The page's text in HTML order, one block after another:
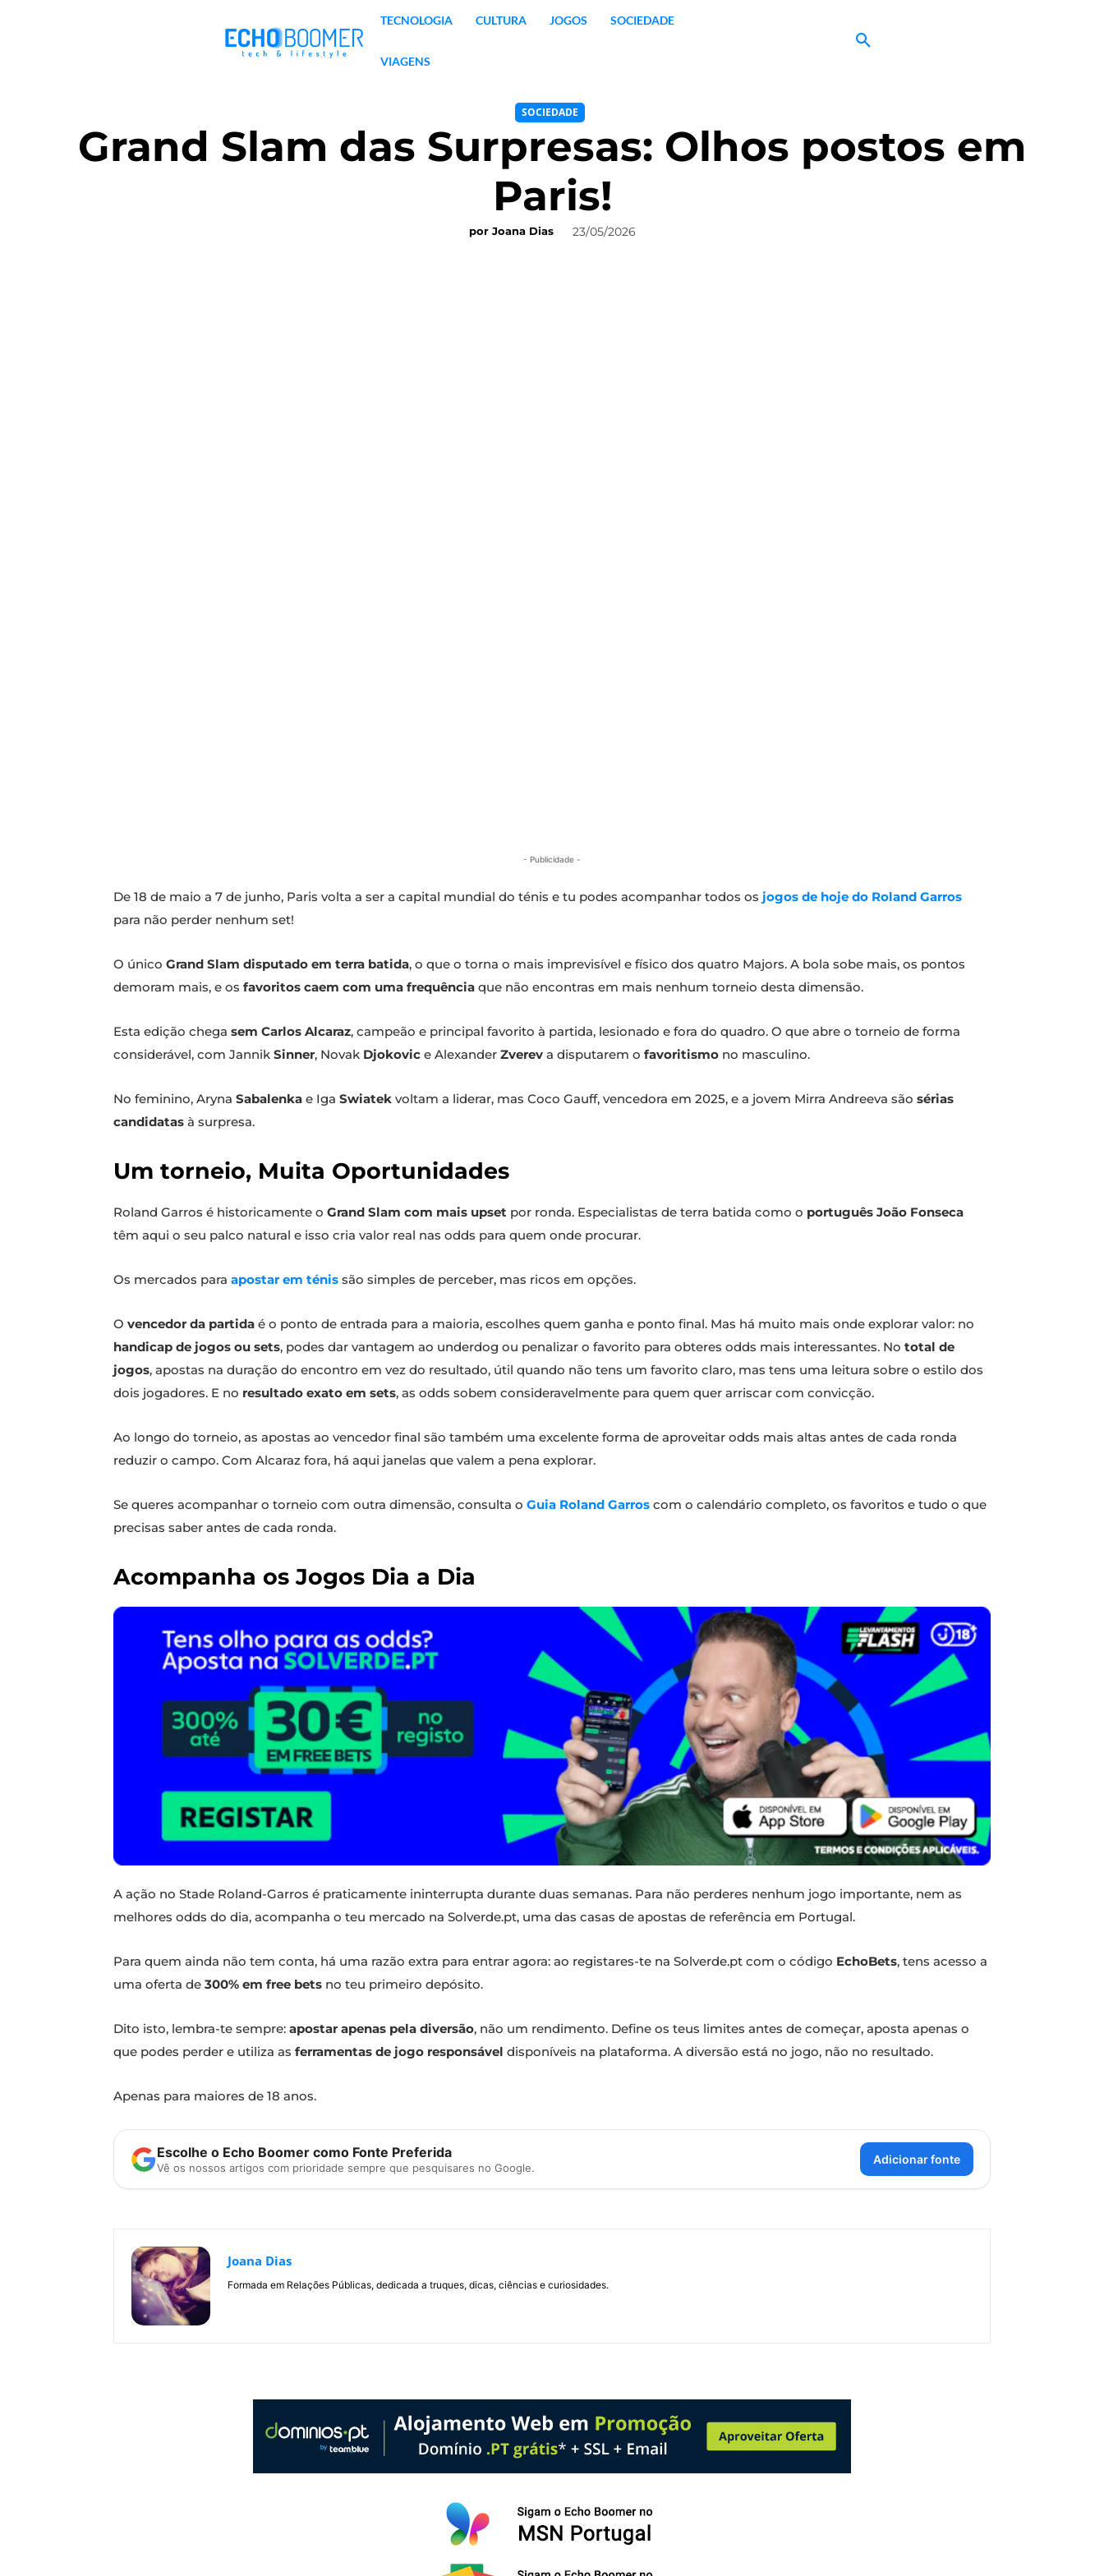
TECNOLOGIA CULTURA JOGOS SOCIEDADE
VIAGENS
SOCIEDADE
Grand Slam das Surpresas: Olhos postos em
Paris!
por Joana Dias 23/05/2026
- Publicidade -
De 18 de maio a 7 de junho, Paris volta a ser a capital mundial do ténis e tu podes acompanhar todos os jogos de hoje do Roland Garros
para não perder nenhum set!
O único Grand Slam disputado em terra batida, o que o torna o mais imprevisível e físico dos quatro Majors. A bola sobe mais, os pontos
demoram mais, e os favoritos caem com uma frequência que não encontras em mais nenhum torneio desta dimensão.
Esta edição chega sem Carlos Alcaraz, campeão e principal favorito à partida, lesionado e fora do quadro. O que abre o torneio de forma
considerável, com Jannik Sinner, Novak Djokovic e Alexander Zverev a disputarem o favoritismo no masculino.
No feminino, Aryna Sabalenka e Iga Swiatek voltam a liderar, mas Coco Gauff, vencedora em 2025, e a jovem Mirra Andreeva são sérias
candidatas à surpresa.
Um torneio, Muita Oportunidades
Roland Garros é historicamente o Grand Slam com mais upset por ronda. Especialistas de terra batida como o português João Fonseca
têm aqui o seu palco natural e isso cria valor real nas odds para quem onde procurar.
Os mercados para apostar em ténis são simples de perceber, mas ricos em opções.
O vencedor da partida é o ponto de entrada para a maioria, escolhes quem ganha e ponto final. Mas há muito mais onde explorar valor: no
handicap de jogos ou sets, podes dar vantagem ao underdog ou penalizar o favorito para obteres odds mais interessantes. No total de
jogos, apostas na duração do encontro em vez do resultado, útil quando não tens um favorito claro, mas tens uma leitura sobre o estilo dos
dois jogadores. E no resultado exato em sets, as odds sobem consideravelmente para quem quer arriscar com convicção.
Ao longo do torneio, as apostas ao vencedor final são também uma excelente forma de aproveitar odds mais altas antes de cada ronda
reduzir o campo. Com Alcaraz fora, há aqui janelas que valem a pena explorar.
Se queres acompanhar o torneio com outra dimensão, consulta o Guia Roland Garros com o calendário completo, os favoritos e tudo o que
precisas saber antes de cada ronda.
Acompanha os Jogos Dia a Dia
A ação no Stade Roland-Garros é praticamente ininterrupta durante duas semanas. Para não perderes nenhum jogo importante, nem as
melhores odds do dia, acompanha o teu mercado na Solverde.pt, uma das casas de apostas de referência em Portugal.
Para quem ainda não tem conta, há uma razão extra para entrar agora: ao registares-te na Solverde.pt com o código EchoBets, tens acesso a
uma oferta de 300% em free bets no teu primeiro depósito.
Dito isto, lembra-te sempre: apostar apenas pela diversão, não um rendimento. Define os teus limites antes de começar, aposta apenas o
que podes perder e utiliza as ferramentas de jogo responsável disponíveis na plataforma. A diversão está no jogo, não no resultado.
Apenas para maiores de 18 anos.
Escolhe o Echo Boomer como Fonte Preferida
Vê os nossos artigos com prioridade sempre que pesquisares no Google.
Adicionar fonte
Joana Dias
Formada em Relações Públicas, dedicada a truques, dicas, ciências e curiosidades.